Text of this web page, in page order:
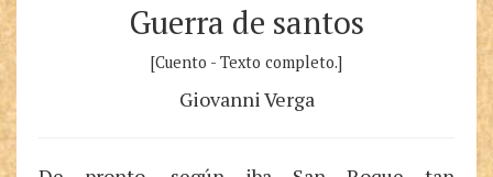
Guerra de santos
[Cuento - Texto completo.]
Giovanni Verga